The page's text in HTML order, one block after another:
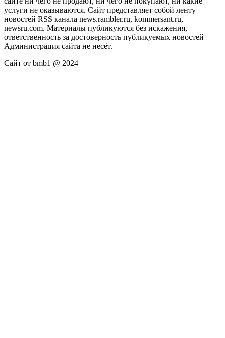
услуги не оказываются. Сайт представляет собой ленту
новостей RSS канала news.rambler.ru, kommersant.ru,
newsru.com. Материалы публикуются без искажения,
ответственность за достоверность публикуемых новостей
Администрация сайта не несёт.
Сайт от bmb1 @ 2024